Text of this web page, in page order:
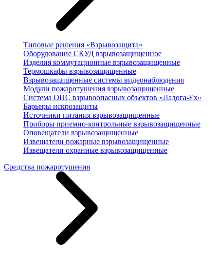
Типовые решения «Взрывозащита»
Оборудование СКУД взрывозащищенное
Изделия коммутационные взрывозащищенные
Термошкафы взрывозащищенные
Взрывозащищенные системы видеонаблюдения
Модули пожаротушения взрывозащищенные
Система ОПС взрывоопасных объектов «Ладога-Ex»
Барьеры искрозащиты
Источники питания взрывозащищенные
Приборы приемно-контрольные взрывозащищенные
Оповещатели взрывозащищенные
Извещатели пожарные взрывозащищенные
Извещатели охранные взрывозащищенные
Средства пожаротушения